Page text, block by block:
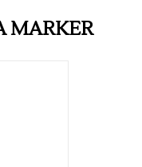
MARKER